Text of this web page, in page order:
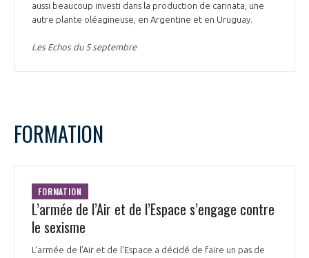
aussi beaucoup investi dans la production de carinata, une
autre plante oléagineuse, en Argentine et en Uruguay.
Les Echos du 5 septembre
FORMATION
FORMATION
L’armée de l’Air et de l’Espace s’engage contre
le sexisme
L’armée de l’Air et de l’Espace a décidé de faire un pas de